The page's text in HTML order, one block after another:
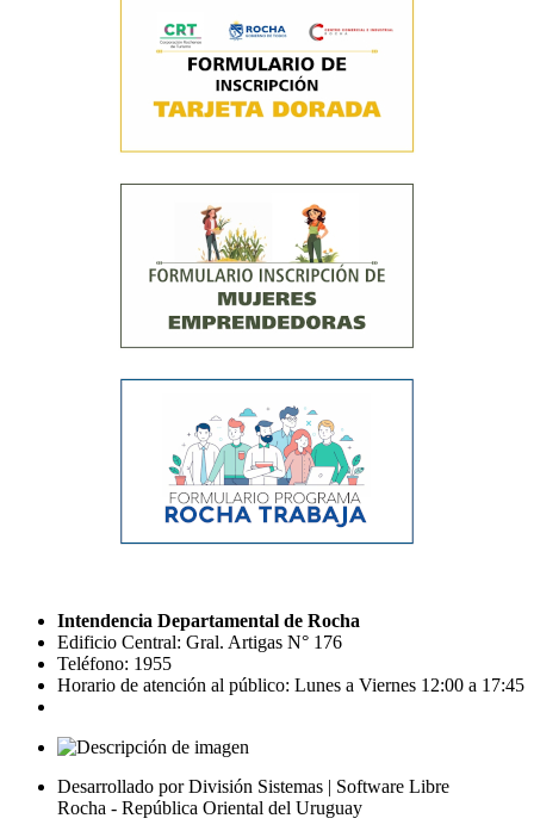
Intendencia Departamental de Rocha
Edificio Central: Gral. Artigas N° 176
Teléfono: 1955
Horario de atención al público: Lunes a Viernes 12:00 a 17:45
Desarrollado por División Sistemas | Software Libre
Rocha - República Oriental del Uruguay